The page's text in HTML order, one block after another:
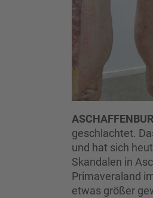
geschlachtet.
und hat sich
Skandalen in
Primaveraland
etwas größer